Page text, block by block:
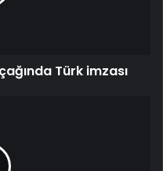
Türk imzası